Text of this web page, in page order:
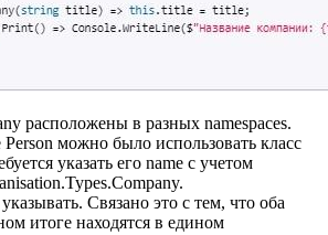
расположены в разных namespaces.
можно было использовать класс
указать его name с учетом
Связано это с тем, что оба
итоге находятся в едином